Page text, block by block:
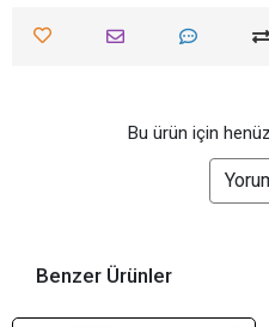
Bu ürün için
Benzer Ürünler